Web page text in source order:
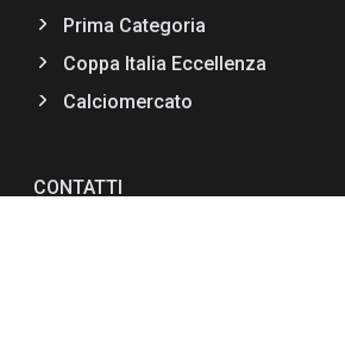
Prima Categoria
Coppa Italia Eccellenza
Calciomercato
CONTATTI